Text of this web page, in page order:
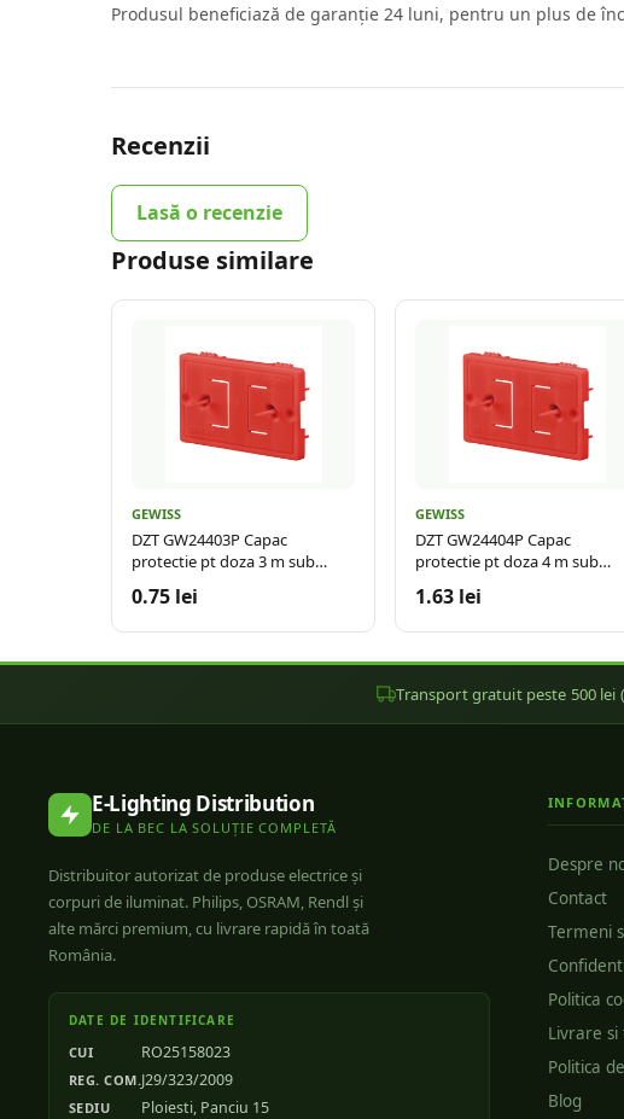
Produsul beneficiază de garanție 24 luni, pentru un plus de
Recenzii
Lasă o recenzie
Produse similare
GEWISS
DZT GW24403P Capac
protectie pt doza 3 m sub
0.75 lei
GEWISS
DZT GW24404P Capac
protectie pt doza 4 m sub
1.63 lei
Transport gratuit peste 500 lei
E-Lighting Distribution
DE LA BEC LA SOLUȚIE COMPLETĂ
Distribuitor autorizat de produse electrice și
corpuri de iluminat. Philips, OSRAM, Rendl și
alte mărci premium, cu livrare rapidă în toată
România.
DATE DE IDENTIFICARE
CUI RO25158023
REG. COM.J29/323/2009
SEDIU Ploiesti, Panciu 15
Despre
Contact
Termeni
Politica
Livrare
Politica
Blog